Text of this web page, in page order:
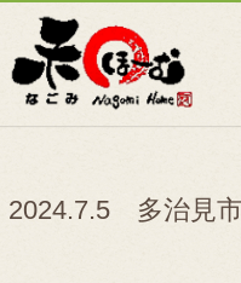
2024.7.5 多治見